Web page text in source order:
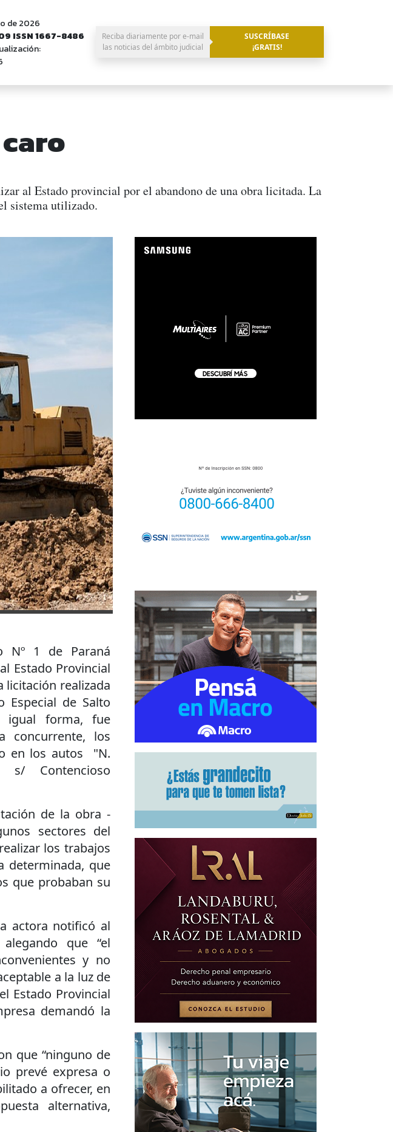
de 2026
ISSN 1667-8486
Reciba diariamente por e-mail
las noticias del ámbito judicial
SUSCRÍBASE
¡GRATIS!
al Estado provincial por el abandono de una obra licitada. La
sistema utilizado.
Nº 1 de Paraná
Estado Provincial
licitación realizada
Especial de Salto
igual forma, fue
concurrente, los
en los autos "N.
s/ Contencioso
de la obra -
sectores del
los trabajos
determinada, que
que probaban su
actora notificó al
que “el
y no
a la luz de
Estado Provincial
demandó la
que “ninguno de
prevé expresa o
a ofrecer, en
alternativa,